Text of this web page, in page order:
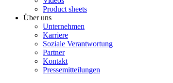
Product sheets
Über uns
Unternehmen
Karriere
Soziale Verantwortung
Partner
Kontakt
Pressemitteilungen